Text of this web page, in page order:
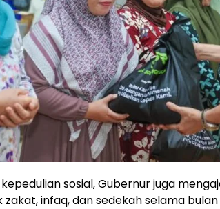
sosial, Gubernur juga
infaq, dan sedekah selama bulan